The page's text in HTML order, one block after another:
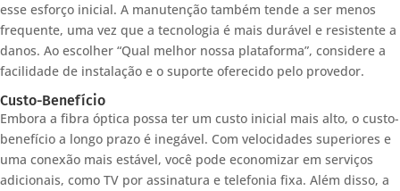
esse esforço inicial. A manutenção também tende a ser menos
frequente, uma vez que a tecnologia é mais durável e resistente a
danos. Ao escolher “Qual melhor nossa plataforma”, considere a
facilidade de instalação e o suporte oferecido pelo provedor.
Custo-Benefício
Embora a fibra óptica possa ter um custo inicial mais alto, o custo-
benefício a longo prazo é inegável. Com velocidades superiores e
uma conexão mais estável, você pode economizar em serviços
adicionais, como TV por assinatura e telefonia fixa. Além disso, a